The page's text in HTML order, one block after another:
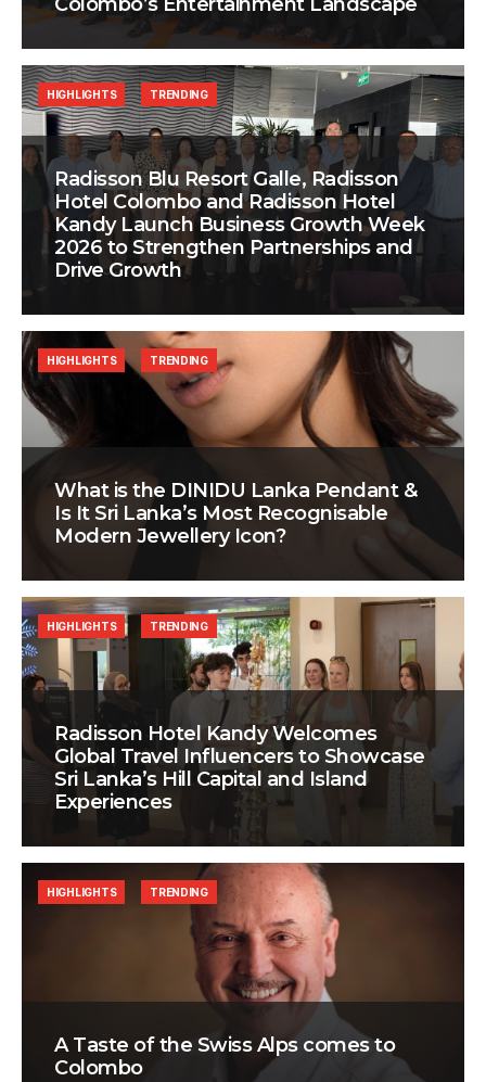
Radisson Blu Resort Galle, Radisson
Hotel Colombo and Radisson Hotel
Kandy Launch Business Growth Week
2026 to Strengthen Partnerships and
Drive Growth
HIGHLIGHTS TRENDING
What is the DINIDU Lanka Pendant &
Is It Sri Lanka’s Most Recognisable
Modern Jewellery Icon?
HIGHLIGHTS TRENDING
Radisson Hotel Kandy Welcomes
Global Travel Influencers to Showcase
Sri Lanka’s Hill Capital and Island
Experiences
HIGHLIGHTS TRENDING
A Taste of the Swiss Alps comes to
Colombo
HIGHLIGHTS TRENDING